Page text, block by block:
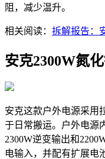
阻，减少温升。
相关阅读： 拆解报告：
安克2300W氮
安克这款户外电源采用
于日常搬运。户外电源
2300W逆变输出和
电输入，并配有扩展电